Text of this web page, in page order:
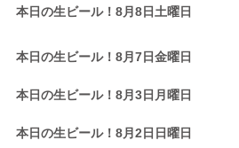
本日の生ビール！8月8日土曜日
本日の生ビール！8月7日金曜日
本日の生ビール！8月3日月曜日
本日の生ビール！8月2日日曜日